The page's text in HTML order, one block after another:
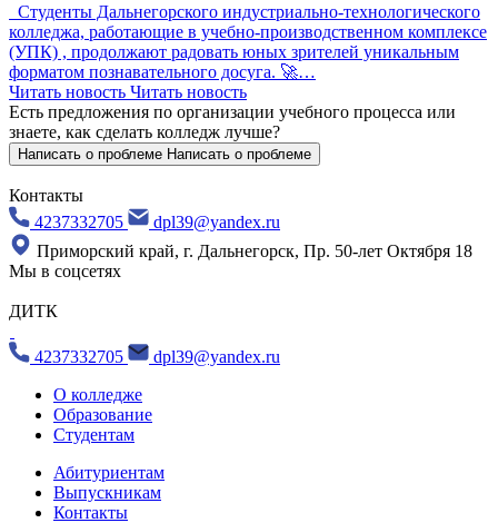
Студенты Дальнегорского индустриально-технологического
колледжа, работающие в учебно-производственном комплексе
(УПК) , продолжают радовать юных зрителей уникальным
форматом познавательного досуга. 🚀…
Читать новость Читать новость
Есть предложения по организации учебного процесса или
знаете, как сделать колледж лучше?
Написать о проблеме Написать о проблеме
Контакты
4237332705
dpl39@yandex.ru
Приморский край, г. Дальнегорск, Пр. 50-лет Октября 18
Мы в соцсетях
ДИТК
4237332705
dpl39@yandex.ru
О колледже
Образование
Студентам
Абитуриентам
Выпускникам
Контакты